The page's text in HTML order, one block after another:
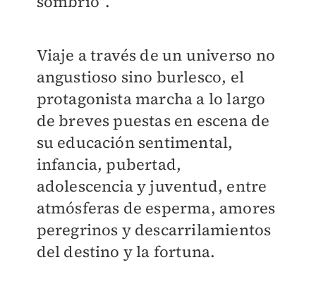
Viaje a través de un universo no
angustioso sino burlesco, el
protagonista marcha a lo largo
de breves puestas en escena de
su educación sentimental,
infancia, pubertad,
adolescencia y juventud, entre
atmósferas de esperma, amores
peregrinos y descarrilamientos
del destino y la fortuna.